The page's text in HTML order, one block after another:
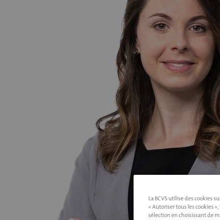
La BCVS utilise des cookies
« Autoriser tous les cookies
sélection en choisissant de